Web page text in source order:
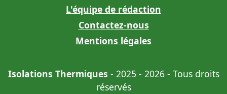
L'équipe de rédaction
Contactez-nous
Mentions légales
Isolations Thermiques - 2025 - 2026 - Tous droits
réservés